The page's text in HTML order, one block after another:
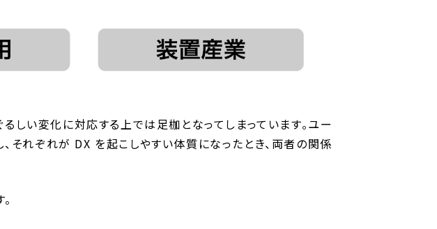
い変化に対応する上では足枷となってしまっています。ユー
れぞれが DX を起こしやすい体質になったとき、両者の関係